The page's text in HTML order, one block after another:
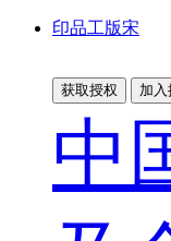
印品工版宋
获取授权 加
中